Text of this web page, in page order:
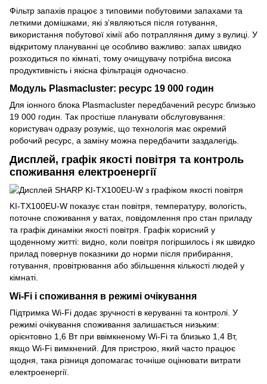
Фільтр запахів працює з типовими побутовими запахами та
леткими домішками, які з’являються після готування,
використання побутової хімії або потрапляння диму з вулиці. У
відкритому плануванні це особливо важливо: запах швидко
розходиться по кімнаті, тому очищувачу потрібна висока
продуктивність і якісна фільтрація одночасно.
Модуль Plasmacluster: ресурс 19 000 годин
Для іонного блока Plasmacluster передбачений ресурс близько
19 000 годин. Так простіше планувати обслуговування:
користувач одразу розуміє, що технологія має окремий
робочий ресурс, а заміну можна передбачити заздалегідь.
Дисплей, графік якості повітря та контроль
споживання електроенергії
KI-TX100EU-W показує стан повітря, температуру, вологість,
поточне споживання у ватах, повідомлення про стан приладу
та графік динаміки якості повітря. Графік корисний у
щоденному житті: видно, коли повітря погіршилось і як швидко
прилад повернув показники до норми після прибирання,
готування, провітрювання або збільшення кількості людей у
кімнаті.
Wi-Fi і споживання в режимі очікування
Підтримка Wi-Fi додає зручності в керуванні та контролі. У
режимі очікування споживання залишається низьким:
орієнтовно 1,6 Вт при ввімкненому Wi-Fi та близько 1,4 Вт,
якщо Wi-Fi вимкнений. Для пристрою, який часто працює
щодня, така різниця допомагає точніше оцінювати витрати
електроенергії.